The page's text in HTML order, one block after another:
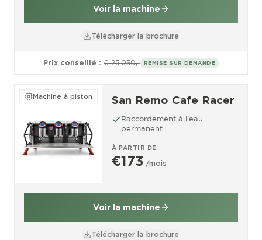
Voir la machine
Télécharger la brochure
Prix conseillé : € 25.030,- REMISE SUR DEMANDE
Machine à piston San Remo Cafe Racer
Raccordement à l'eau
permanent
À PARTIR DE
€173 /mois
Voir la machine
Télécharger la brochure